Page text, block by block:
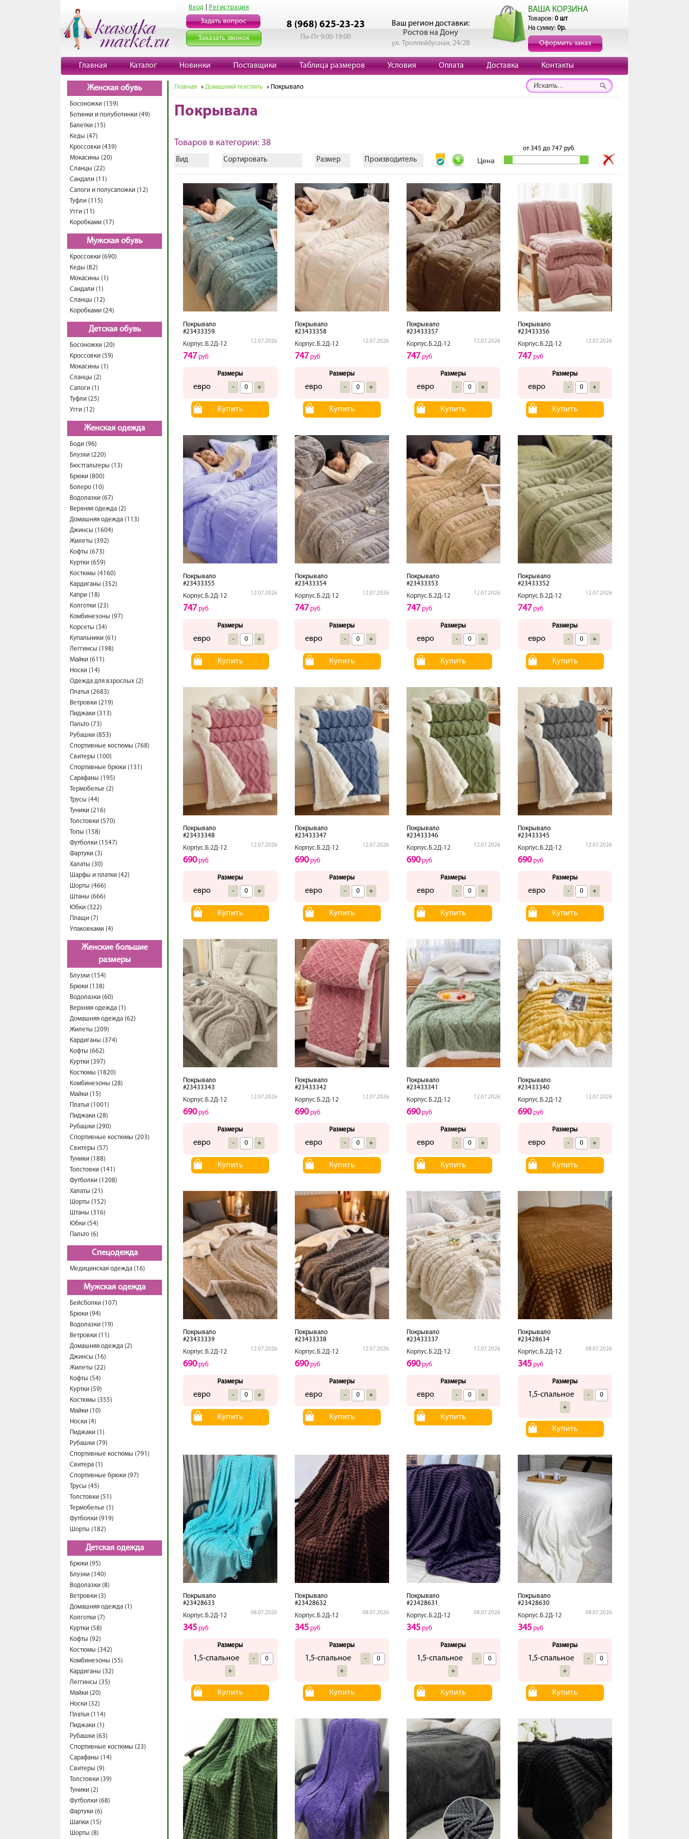
Вход Регистрация
Задать вопрос
Заказать звонок
8 (968) 625-23-23
Пн-Пт 9:00-19:00
Ваш регион доставки:
Ростов на Дону
ул. Троллейбусная, 24/2В
ВАША КОРЗИНА
Товаров: 0 шт
На сумму: 0р.
Оформить заказ
Главная Каталог Новинки Поставщики Таблица размеров Условия Оплата Доставка Контакты
Женская обувь
Босоножки (159)
Ботинки и полуботинки (49)
Балетки (15)
Кеды (47)
Кроссовки (439)
Мокасины (20)
Сланцы (22)
Сандали (11)
Сапоги и полусапожки (12)
Туфли (115)
Угги (11)
Коробками (17)
Мужская обувь
Кроссовки (690)
Кеды (82)
Мокасины (1)
Сандали (1)
Сланцы (12)
Коробками (24)
Детская обувь
Босоножки (20)
Кроссовки (59)
Мокасины (1)
Сланцы (2)
Сапоги (1)
Туфли (25)
Угги (12)
Женская одежда
Боди (96)
Блузки (220)
Бюстгальтеры (13)
Брюки (800)
Болеро (10)
Водолазки (67)
Верхняя одежда (2)
Домашняя одежда (113)
Джинсы (1604)
Жилеты (392)
Кофты (673)
Куртки (659)
Костюмы (4160)
Кардиганы (352)
Капри (18)
Колготки (23)
Комбинезоны (97)
Корсеты (34)
Купальники (61)
Леггинсы (198)
Майки (611)
Носки (14)
Одежда для взрослых (2)
Платья (2683)
Ветровки (219)
Пиджаки (313)
Пальто (73)
Рубашки (853)
Спортивные костюмы (768)
Свитеры (100)
Спортивные брюки (131)
Сарафаны (195)
Термобелье (2)
Трусы (44)
Туники (216)
Толстовки (570)
Топы (158)
Футболки (1547)
Фартуки (3)
Халаты (30)
Шарфы и платки (42)
Шорты (466)
Штаны (666)
Юбки (322)
Плащи (7)
Упаковками (4)
Женские большие
размеры
Блузки (154)
Брюки (138)
Водолазки (60)
Верхняя одежда (1)
Домашняя одежда (62)
Жилеты (209)
Кардиганы (374)
Кофты (662)
Куртки (397)
Костюмы (1820)
Комбинезоны (28)
Майки (15)
Платья (1001)
Пиджаки (28)
Рубашки (290)
Спортивные костюмы (203)
Свитеры (57)
Туники (188)
Толстовки (141)
Футболки (1208)
Халаты (21)
Шорты (152)
Штаны (316)
Юбки (54)
Пальто (6)
Спецодежда
Медицинская одежда (16)
Мужская одежда
Бейсболки (107)
Брюки (94)
Водолазки (19)
Ветровки (11)
Домашняя одежда (2)
Джинсы (16)
Жилеты (22)
Кофты (54)
Куртки (59)
Костюмы (355)
Майки (10)
Носки (4)
Пиджаки (1)
Рубашки (79)
Спортивные костюмы (791)
Свитера (1)
Спортивные брюки (97)
Трусы (45)
Толстовки (51)
Термобелье (1)
Футболки (919)
Шорты (182)
Детская одежда
Брюки (95)
Блузки (140)
Водолазки (8)
Ветровки (3)
Домашняя одежда (1)
Колготки (7)
Куртки (58)
Кофты (92)
Костюмы (342)
Комбинезоны (55)
Кардиганы (32)
Леггинсы (35)
Майки (20)
Носки (32)
Платья (114)
Пиджаки (1)
Рубашки (63)
Спортивные костюмы (23)
Сарафаны (14)
Свитеры (9)
Толстовки (39)
Туники (2)
Футболки (68)
Фартуки (6)
Шапки (15)
Шорты (8)
Главная » Домашний текстиль » Покрывало
Покрывала
Товаров в категории: 38
Вид Сортировать Размер Производитель
от345 до 747 руб
Покрывало
#23433359
Корпус.Б.2Д-12
12.07.2026
747 руб
Размеры
евро - +
Купить
Покрывало
#23433358
Корпус.Б.2Д-12
12.07.2026
747 руб
Размеры
евро - +
Купить
Покрывало
#23433357
Корпус.Б.2Д-12
12.07.2026
747 руб
Размеры
евро - +
Купить
Покрывало
#23433356
Корпус.Б.2Д-12
12.07.2026
747 руб
Размеры
евро - +
Купить
Покрывало
#23433355
Корпус.Б.2Д-12
12.07.2026
747 руб
Размеры
евро - +
Купить
Покрывало
#23433354
Корпус.Б.2Д-12
12.07.2026
747 руб
Размеры
евро - +
Купить
Покрывало
#23433353
Корпус.Б.2Д-12
12.07.2026
747 руб
Размеры
евро - +
Купить
Покрывало
#23433352
Корпус.Б.2Д-12
12.07.2026
747 руб
Размеры
евро - +
Купить
Покрывало
#23433348
Корпус.Б.2Д-12
12.07.2026
690руб
Размеры
евро - +
Купить
Покрывало
#23433347
Корпус.Б.2Д-12
12.07.2026
690руб
Размеры
евро - +
Купить
Покрывало
#23433346
Корпус.Б.2Д-12
12.07.2026
690руб
Размеры
евро - +
Купить
Покрывало
#23433345
Корпус.Б.2Д-12
12.07.2026
690руб
Размеры
евро - +
Купить
Покрывало
#23433343
Корпус.Б.2Д-12
12.07.2026
690руб
Размеры
евро - +
Купить
Покрывало
#23433342
Корпус.Б.2Д-12
12.07.2026
690руб
Размеры
евро - +
Купить
Покрывало
#23433341
Корпус.Б.2Д-12
12.07.2026
690руб
Размеры
евро - +
Купить
Покрывало
#23433340
Корпус.Б.2Д-12
12.07.2026
690руб
Размеры
евро - +
Купить
Покрывало
#23433339
Корпус.Б.2Д-12
12.07.2026
690руб
Размеры
евро - +
Купить
Покрывало
#23433338
Корпус.Б.2Д-12
12.07.2026
690руб
Размеры
евро - +
Купить
Покрывало
#23433337
Корпус.Б.2Д-12
12.07.2026
690руб
Размеры
евро - +
Купить
Покрывало
#23428634
Корпус.Б.2Д-12
08.07.2026
345 руб
Размеры
1,5-спальное
-
+
Купить
Покрывало
#23428633
Корпус.Б.2Д-12
08.07.2026
345 руб
Размеры
1,5-спальное
-
+
Купить
Покрывало
#23428632
Корпус.Б.2Д-12
08.07.2026
345руб
Размеры
1,5-спальное
-
+
Купить
Покрывало
#23428631
Корпус.Б.2Д-12
08.07.2026
345руб
Размеры
1,5-спальное
-
+
Купить
Покрывало
#23428630
Корпус.Б.2Д-12
08.07.2026
345 руб
Размеры
1,5-спальное
-
+
Купить